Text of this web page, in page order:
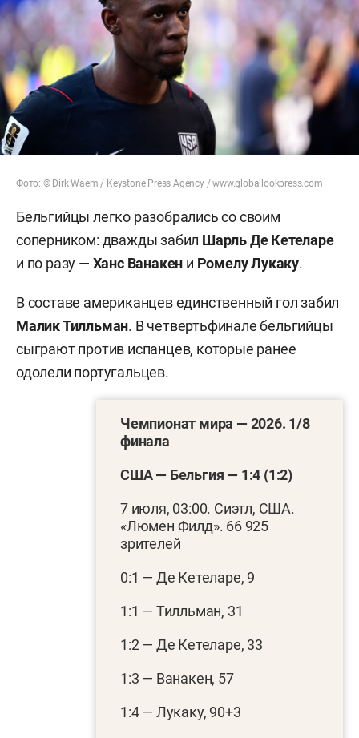
Фото: © Dirk Waem / Keystone Press Agency /www.globallookpress.com
Бельгийцы легко разобрались со своим
соперником: дважды забил Шарль Де Кетеларе
и по разу — Ханс Ванакен и Ромелу Лукаку.
В составе американцев единственный гол забил
Малик Тилльман. В четвертьфинале бельгийцы
сыграют против испанцев, которые ранее
одолели португальцев.
Чемпионат мира — 2026. 1/8
финала
США — Бельгия — 1:4 (1:2)
7 июля, 03:00. Сиэтл, США.
«Люмен Филд». 66 925
зрителей
0:1 — Де Кетеларе, 9
1:1 — Тилльман, 31
1:2 — Де Кетеларе, 33
1:3 — Ванакен, 57
1:4 — Лукаку, 90+3